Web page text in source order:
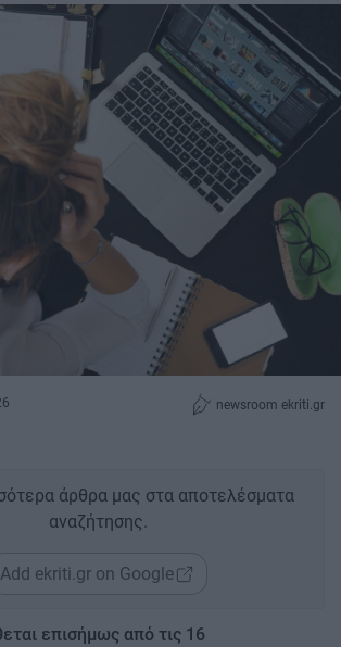
newsroom ekriti.gr
άρθρα μας στα αποτελέσματα
αναζήτησης.
Add ekriti.gr on Google
επισήμως από τις 16